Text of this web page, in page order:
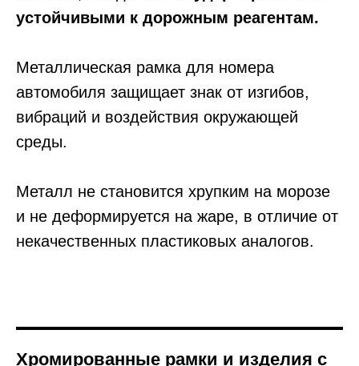
устойчивыми к дорожным реагентам.
Металлическая рамка для номера
автомобиля защищает знак от изгибов,
вибраций и воздействия окружающей
среды.
Металл не становится хрупким на морозе
и не деформируется на жаре, в отличие от
некачественных пластиковых аналогов.
Хромированные рамки и изделия с